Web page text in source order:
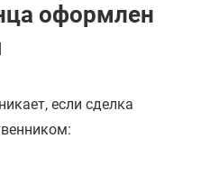
оформлен
если сделка